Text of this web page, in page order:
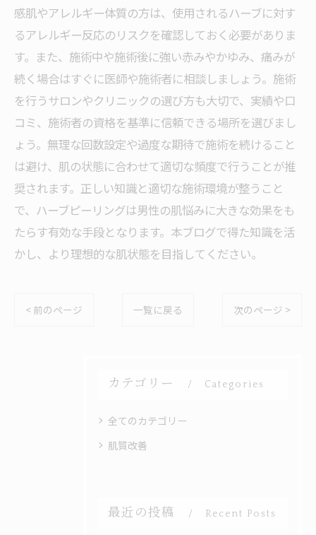
感肌やアレルギー体質の方は、使用されるハーブに対す
るアレルギー反応のリスクを確認しておく必要がありま
す。また、施術中や施術後に強い赤みやかゆみ、痛みが
続く場合はすぐに医師や施術者に相談しましょう。施術
を行うサロンやクリニックの選び方も大切で、実績や口
コミ、施術者の資格を基準に信頼できる場所を選びまし
ょう。無理な回数設定や過度な期待で施術を続けること
は避け、肌の状態に合わせて適切な頻度で行うことが推
奨されます。正しい知識と適切な施術環境が整うこと
で、ハーブピーリングは男性の肌悩みに大きな効果をも
たらす有効な手段となります。本ブログで得た知識を活
かし、より理想的な肌状態を目指してください。
< 前のページ 一覧に戻る 次のページ >
カテゴリー Categories
全てのカテゴリー
肌質改善
最近の投稿 Recent Posts